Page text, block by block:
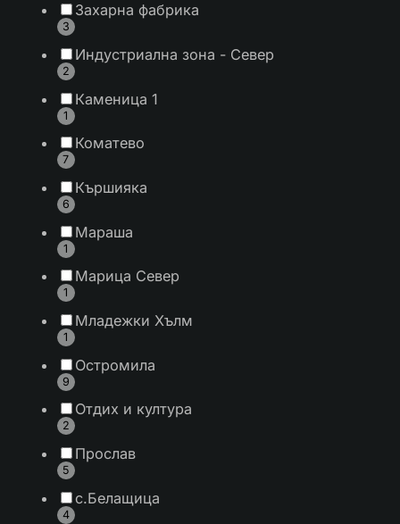
Захарна фабрика
3
Индустриална зона - Север
2
Каменица 1
1
Коматево
7
Кършияка
6
Мараша
1
Марица Север
1
Младежки Хълм
1
Остромила
9
Отдих и култура
2
Прослав
5
с.Белащица
4